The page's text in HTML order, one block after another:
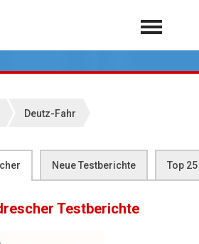
Home
Feldhäcksler
7.000 Testberichte
aus der Landwirtschaft
Deutz-Fahr
Neue Testberichte Top 25
Testberichte